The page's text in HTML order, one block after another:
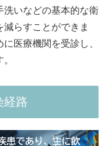
洗いなどの基本的な衛
らすことができま
医療機関を受診し、
経路